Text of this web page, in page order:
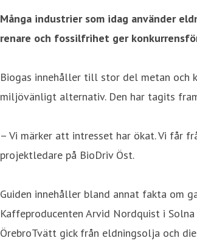
Många industrier som idag använder
renare och fossilfrihet ger
Biogas innehåller till stor del metan och
miljövänligt alternativ. Den har tagits
– Vi märker att intresset har ökat. ­Vi får
projektledare på BioDriv Öst.
Guiden innehåller bland annat fakta om
Kaffeproducenten Arvid Nordquist i
ÖrebroTvätt gick från eldningsolja och